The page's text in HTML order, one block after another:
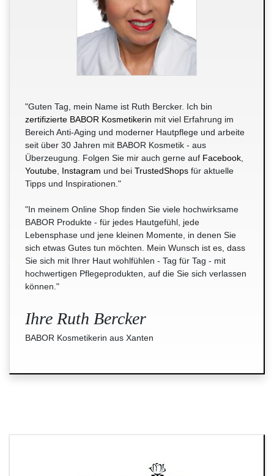
"Guten Tag, mein Name ist Ruth Bercker. Ich bin
zertifizierte BABOR Kosmetikerin mit viel Erfahrung im
Bereich Anti-Aging und moderner Hautpflege und arbeite
seit über 30 Jahren mit BABOR Kosmetik - aus
Überzeugung. Folgen Sie mir auch gerne auf Facebook
Youtube Instagram und bei TrustedShops für aktuelle
Tipps und Inspirationen."
"In meinem Online Shop finden Sie viele hochwirksame
BABOR Produkte - für jedes Hautgefühl, jede
Lebensphase und jene kleinen Momente, in denen Sie
sich etwas Gutes tun möchten. Mein Wunsch ist es, dass
Sie sich mit Ihrer Haut wohlfühlen - Tag für Tag - mit
hochwertigen Pflegeprodukten, auf die Sie sich verlassen
können."
Ihre Ruth Bercker
BABOR Kosmetikerin aus Xanten